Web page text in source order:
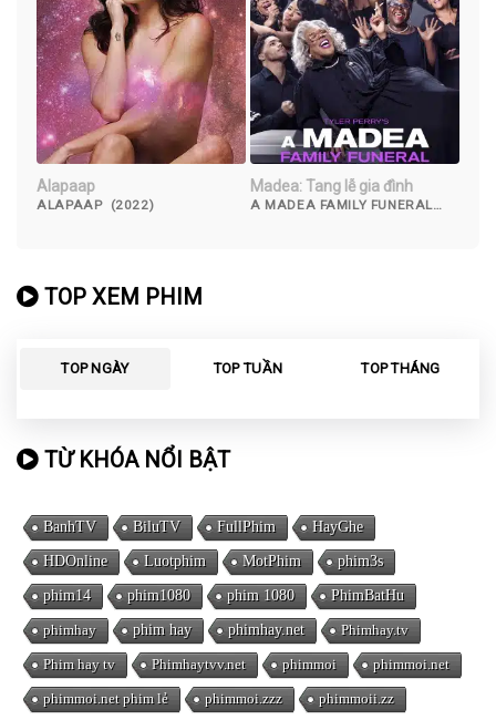
Alapaap
ALAPAAP (2022)
Madea: Tang lễ gia đình
A MADEA FAMILY FUNERAL
TOP XEM PHIM
TOP NGÀY TOP TUẦN TOP THÁNG
TỪ KHÓA NỔI BẬT
BanhTV BiluTV FullPhim HayGhe
HDOnline Luotphim MotPhim phim3s
phim14 phim1080 phim 1080 PhimBatHu
phimhay phim hay phimhay.net Phimhay.tv
Phim hay tv Phimhaytvv.net phimmoi phimmoi.net
phimmoi.net phim lẻ phimmoi.zzz phimmoii.zz